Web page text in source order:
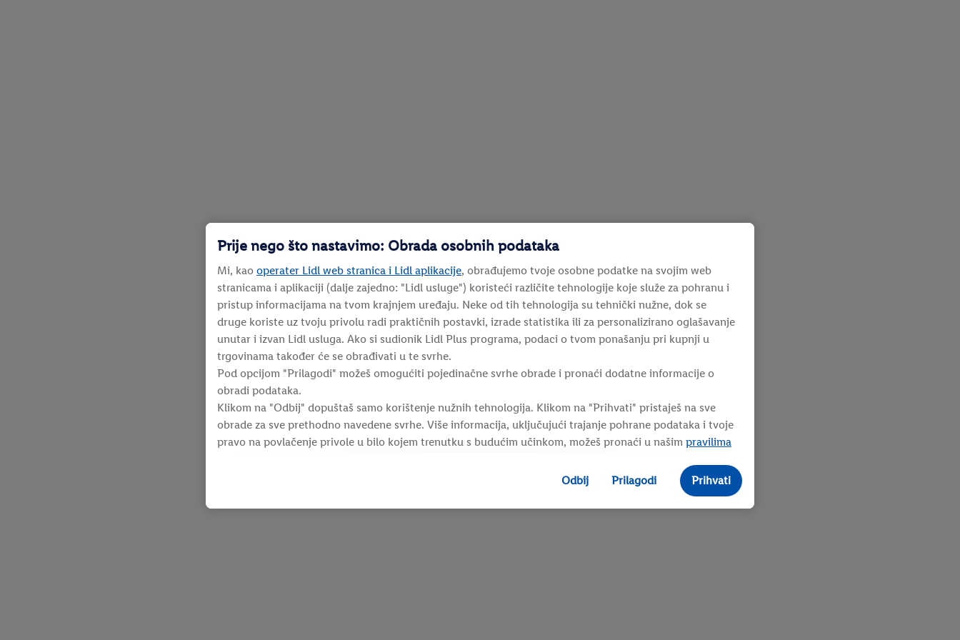
Prije nego što nastavimo: Obrada osobnih podataka
Mi, kao operater Lidl web stranica i Lidl aplikacije, obrađujemo tvoje osobne podatke na svojim web
stranicama i aplikaciji (dalje zajedno: "Lidl usluge") koristeći različite tehnologije koje služe za pohranu i
pristup informacijama na tvom krajnjem uređaju. Neke od tih tehnologija su tehnički nužne, dok se
druge koriste uz tvoju privolu radi praktičnih postavki, izrade statistika ili za personalizirano oglašavanje
unutar i izvan Lidl usluga. Ako si sudionik Lidl Plus programa, podaci o tvom ponašanju pri kupnji u
trgovinama također će se obrađivati u te svrhe.
Pod opcijom "Prilagodi" možeš omogućiti pojedinačne svrhe obrade i pronaći dodatne informacije o
obradi podataka.
Klikom na "Odbij" dopuštaš samo korištenje nužnih tehnologija. Klikom na "Prihvati" pristaješ na sve
obrade za sve prethodno navedene svrhe. Više informacija, uključujući trajanje pohrane podataka i tvoje
pravo na povlačenje privole u bilo kojem trenutku s budućim učinkom, možeš pronaći u našim pravilima
Odbij
Prilagodi Prihvati